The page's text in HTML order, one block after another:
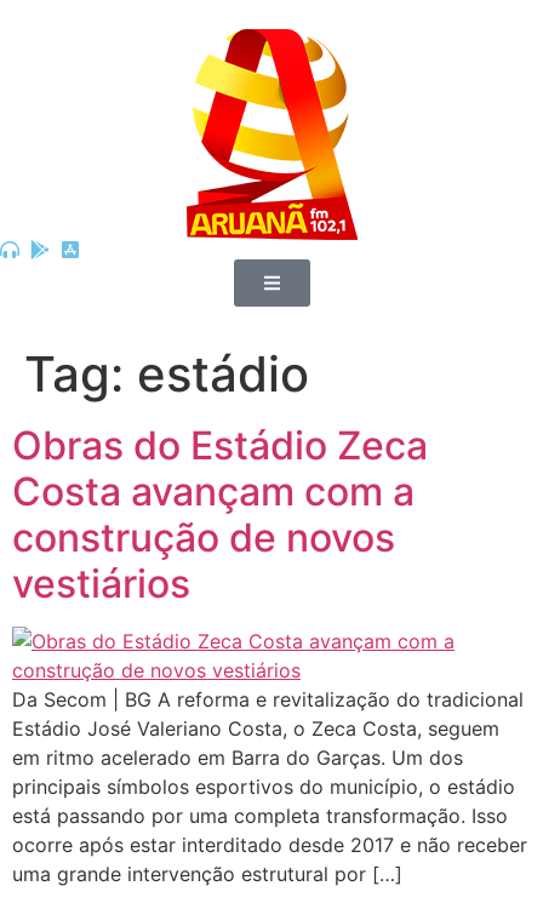
Tag: estádio
Obras do Estádio Zeca
Costa avançam com a
construção de novos
vestiários
Da Secom | BG A reforma e revitalização do tradicional
Estádio José Valeriano Costa, o Zeca Costa, seguem
em ritmo acelerado em Barra do Garças. Um dos
principais símbolos esportivos do município, o estádio
está passando por uma completa transformação. Isso
ocorre após estar interditado desde 2017 e não receber
uma grande intervenção estrutural por […]